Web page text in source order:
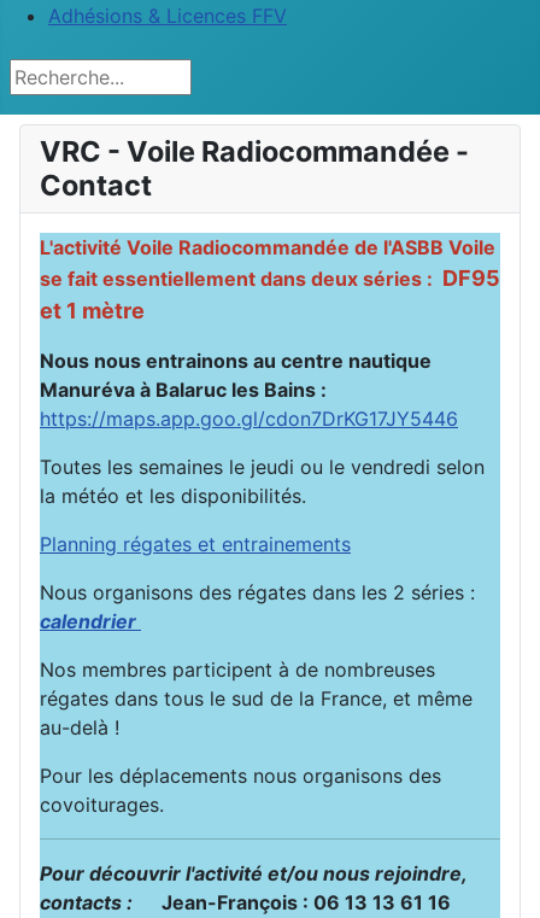
Adhésions & Licences FFV
Rechercher
VRC - Voile Radiocommandée -
Contact
L'activité Voile Radiocommandée de l'ASBB Voile
se fait essentiellement dans deux séries : DF95
et 1 mètre
Nous nous entrainons au centre nautique
Manuréva à Balaruc les Bains :
https://maps.app.goo.gl/cdon7DrKG17JY5446
Toutes les semaines le jeudi ou le vendredi selon
la météo et les disponibilités.
Planning régates et entrainements
Nous organisons des régates dans les 2 séries :
calendrier
Nos membres participent à de nombreuses
régates dans tous le sud de la France, et même
au-delà !
Pour les déplacements nous organisons des
covoiturages.
Pour découvrir l'activité et/ou nous rejoindre,
contacts :
Jean-François : 06 13 13 61 16